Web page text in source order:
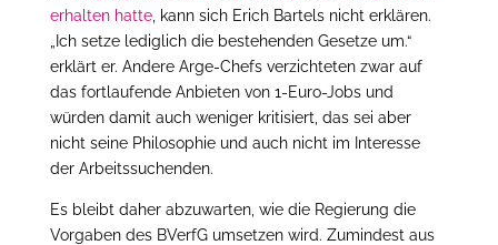
erhalten hatte, kann sich Erich Bartels nicht erklären.
„Ich setze lediglich die bestehenden Gesetze um.“
erklärt er. Andere Arge-Chefs verzichteten zwar auf
das fortlaufende Anbieten von 1-Euro-Jobs und
würden damit auch weniger kritisiert, das sei aber
nicht seine Philosophie und auch nicht im Interesse
der Arbeitssuchenden.
Es bleibt daher abzuwarten, wie die Regierung die
Vorgaben des BVerfG umsetzen wird. Zumindest aus